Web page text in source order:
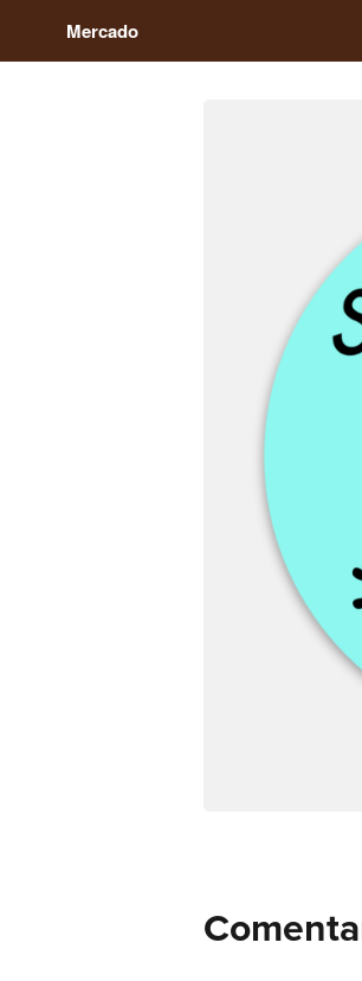
Mercado